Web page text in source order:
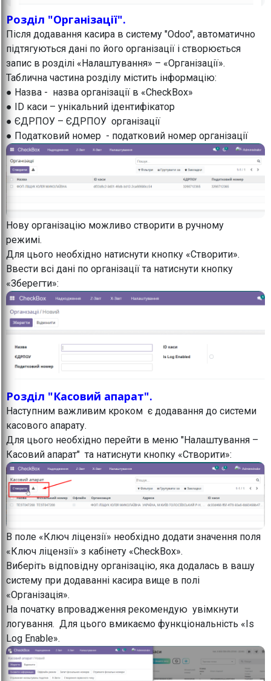
Розділ "Організації".
Після додавання касира в систему "Odoo", автоматично
підтягуються дані по його організації і створюється
запис в розділі «Налаштування» – «Організації».
Таблична частина розділу містить інформацію:
● Назва - назва організації в «CheckBox»
● ID каси – унікальний ідентифікатор
● ЄДРПОУ – ЄДРПОУ організації
● Податковий номер - податковий номер організації
Нову організацію можливо створити в ручному
режимі.
Для цього необхідно натиснути кнопку «Створити».
Ввести всі дані по організації та натиснути кнопку
«Зберегти»:
Розділ "Касовий апарат".
Наступним важливим кроком є додавання до системи
касового апарату.
Для цього необхідно перейти в меню "Налаштування –
Касовий апарат" та натиснути кнопку «Створити»:
В поле «Ключ ліцензії» необхідно додати значення поля
«Ключ ліцензії» з кабінету «CheckBox».
Виберіть відповідну організацію, яка додалась в вашу
систему при додаванні касира вище в полі
«Організація».
На початку впровадження рекомендую увімкнути
логування. Для цього вмикаємо функціональність «Is
Log Enable».